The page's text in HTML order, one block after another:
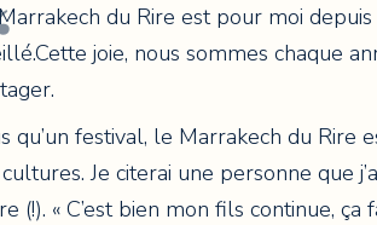
du Rire est pour moi
joie, nous sommes chaque
qu’un festival, le Marrakech du Rire
Je citerai une personne que
(!). « C’est bien mon fils continue, ça